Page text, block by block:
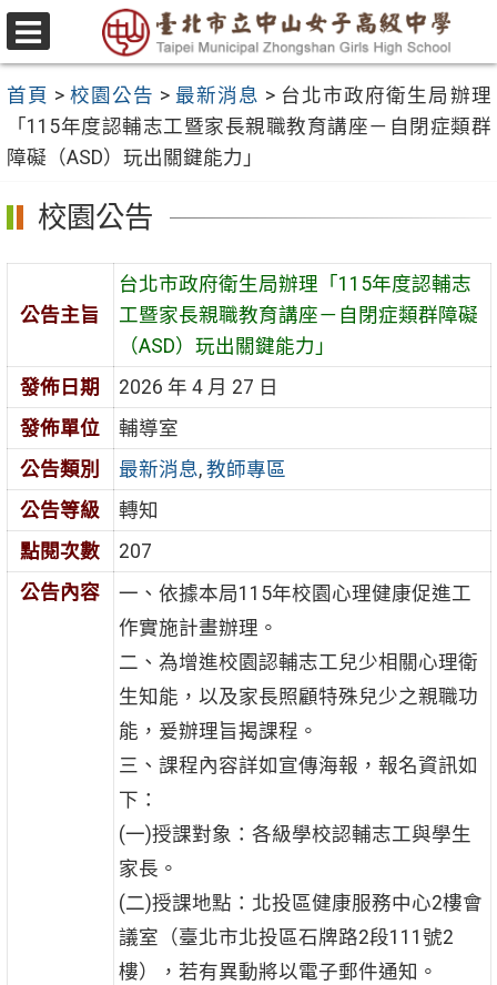
跳
至
要
容
區
選
單
首頁 > 校園公告 > 最新消息 > 台北市政府衛生局辦理
「115年度認輔志工暨家長親職教育講座－自閉症類群
障礙（ASD）玩出關鍵能力」
校園公告
公告主旨
台北市政府衛生局辦理「115年度認輔志
工暨家長親職教育講座－自閉症類群障礙
（ASD）玩出關鍵能力」
發佈日期
2026 年 4 月 27 日
發佈單位
輔導室
公告類別
最新消息, 教師專區
公告等級
轉知
點閱次數
207
公告內容
一、依據本局115年校園心理健康促進工
作實施計畫辦理。
二、為增進校園認輔志工兒少相關心理衛
生知能，以及家長照顧特殊兒少之親職功
能，爰辦理旨揭課程。
三、課程內容詳如宣傳海報，報名資訊如
下：
(一)授課對象：各級學校認輔志工與學生
家長。
(二)授課地點：北投區健康服務中心2樓會
議室（臺北市北投區石牌路2段111號2
樓），若有異動將以電子郵件通知。